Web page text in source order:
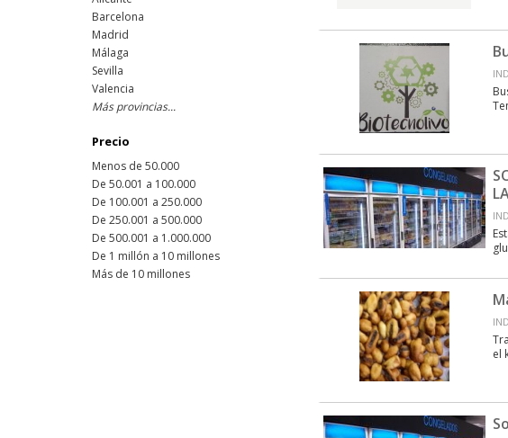
el
Barcelona
Madrid
Málaga
Sevilla
Valencia
Más provincias...
Precio
Menos de 50.000
De 50.001 a 100.000
De 100.001 a 250.000
De 250.001 a 500.000
De 500.001 a 1.000.000
De 1 millón a 10 millones
Más de 10 millones